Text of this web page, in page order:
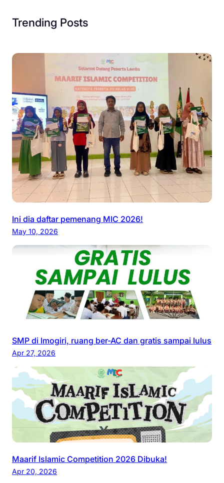
Trending Posts
Ini dia daftar pemenang MIC 2026!
May 10, 2026
SMP di Imogiri, ruang ber-AC dan gratis sampai lulus
Apr 27, 2026
Maarif Islamic Competition 2026 Dibuka!
Apr 20, 2026